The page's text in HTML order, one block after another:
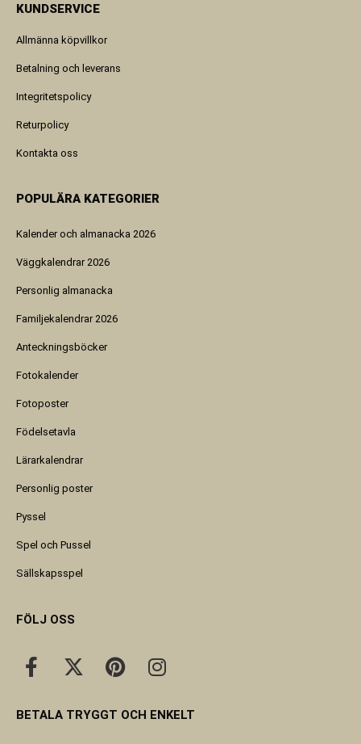
KUNDSERVICE
Allmänna köpvillkor
Betalning och leverans
Integritetspolicy
Returpolicy
Kontakta oss
POPULÄRA KATEGORIER
Kalender och almanacka 2026
Väggkalendrar 2026
Personlig almanacka
Familjekalendrar 2026
Anteckningsböcker
Fotokalender
Fotoposter
Födelsetavla
Lärarkalendrar
Personlig poster
Pyssel
Spel och Pussel
Sällskapsspel
FÖLJ OSS
BETALA TRYGGT OCH ENKELT